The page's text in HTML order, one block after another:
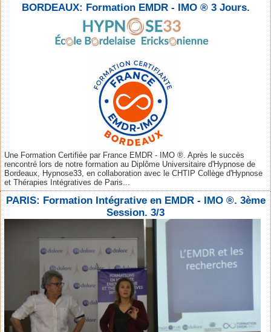
BORDEAUX: Formation EMDR - IMO ® 3 Jours.
Une Formation Certifiée par France EMDR - IMO ®. Après le succès
rencontré lors de notre formation au Diplôme Universitaire d'Hypnose de
Bordeaux, Hypnose33, en collaboration avec le CHTIP Collège d'Hypnose
et Thérapies Intégratives de Paris...
PARIS: Formation Intégrative en EMDR - IMO ®. 3ème
Session. 3/3